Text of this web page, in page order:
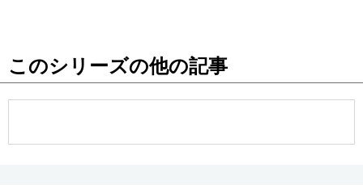
お知らせ
このシリーズの他の記事